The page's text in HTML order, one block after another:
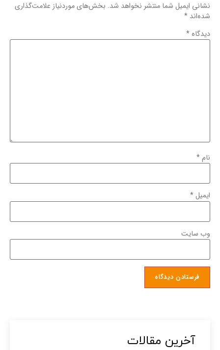
نشانی ایمیل شما منتشر نخواهد شد. بخش‌های موردنیاز علامت‌گذاری
شده‌اند *
دیدگاه *
نام*
ایمیل*
وب‌ سایت
آخرین مقالات​